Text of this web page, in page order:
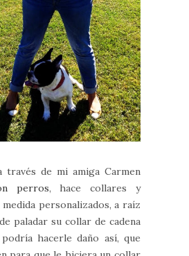
través de mi amiga Carmen
perros, hace collares y
personalizados, a raíz
paladar su collar de cadena
hacerle daño así, que